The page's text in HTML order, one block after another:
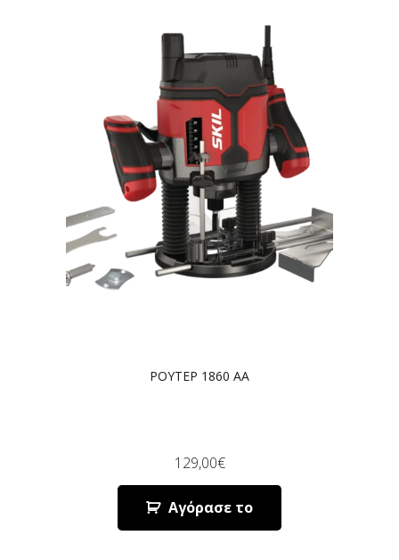
ΡΟΥΤΕΡ 1860 AA
129,00€
Αγόρασε το